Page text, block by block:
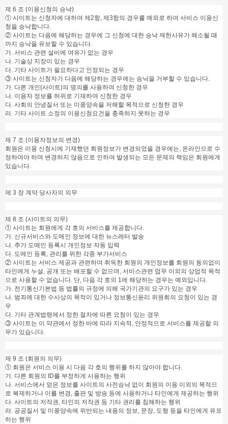
제 6 조 (이용신청의 승낙)
① 사이트는 신청자에 대하여 제2항, 제3항의 경우를 예외로 하여 서비스 이용신
청을 승낙합니다.
② 사이트는 다음에 해당하는 경우에 그 신청에 대한 승낙 제한사유가 해소될 때
까지 승낙을 유보할 수 있습니다.
가. 서비스 관련 설비에 여유가 없는 경우
나. 기술상 지장이 있는 경우
다. 기타 사이트가 필요하다고 인정되는 경우
③ 사이트는 신청자가 다음에 해당하는 경우에는 승낙을 거부할 수 있습니다.
가. 다른 개인(사이트)의 명의를 사용하여 신청한 경우
나. 이용자 정보를 허위로 기재하여 신청한 경우
다. 사회의 안녕질서 또는 미풍양속을 저해할 목적으로 신청한 경우
라. 기타 사이트 소정의 이용신청요건을 충족하지 못하는 경우
제 7 조 (이용자정보의 변경)
회원은 이용 신청시에 기재했던 회원정보가 변경되었을 경우에는, 온라인으로 수
정하여야 하며 변경하지 않음으로 인하여 발생되는 모든 문제의 책임은 회원에게
있습니다.
제 3 장 계약 당사자의 의무
제 8 조 (사이트의 의무)
① 사이트는 회원에게 각 호의 서비스를 제공합니다.
가. 신규서비스와 도메인 정보에 대한 뉴스레터 발송
나. 추가 도메인 등록시 개인정보 자동 입력
다. 도메인 등록, 관리를 위한 각종 부가서비스
② 사이트는 서비스 제공과 관련하여 취득한 회원의 개인정보를 회원의 동의없이
타인에게 누설, 공개 또는 배포할 수 없으며, 서비스관련 업무 이외의 상업적 목적
으로 사용할 수 없습니다. 단, 다음 각 호의 1에 해당하는 경우는 예외입니다.
가. 전기통신기본법 등 법률의 규정에 의해 국가기관의 요구가 있는 경우
나. 범죄에 대한 수사상의 목적이 있거나 정보통신윤리 위원회의 요청이 있는 경
우
다. 기타 관계법령에서 정한 절차에 따른 요청이 있는 경우
③ 사이트는 이 약관에서 정한 바에 따라 지속적, 안정적으로 서비스를 제공할 의
무가 있습니다.
제 9 조 (회원의 의무)
① 회원은 서비스 이용 시 다음 각 호의 행위를 하지 않아야 합니다.
가. 다른 회원의 ID를 부정하게 사용하는 행위
나. 서비스에서 얻은 정보를 사이트의 사전승낙 없이 회원의 이용 이외의 목적으
로 복제하거나 이를 변경, 출판 및 방송 등에 사용하거나 타인에게 제공하는 행위
다. 사이트의 저작권, 타인의 저작권 등 기타 권리를 침해하는 행위
라. 공공질서 및 미풍양속에 위반되는 내용의 정보, 문장, 도형 등을 타인에게 유포
하는 행위